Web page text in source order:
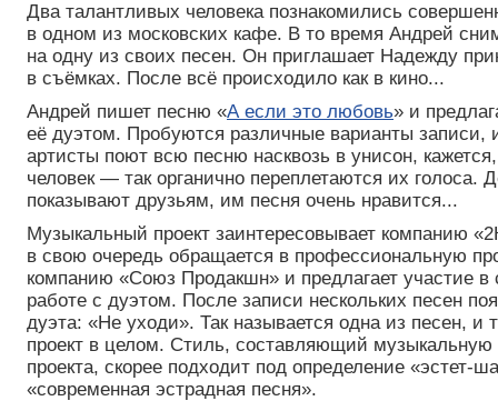
Два талантливых человека познакомились
в одном из московских кафе. В то время Андрей
на одну из своих песен. Он приглашает Надежду
в съёмках. После всё происходило как в кино...
Андрей пишет песню «А если это любовь» и
её дуэтом. Пробуются различные варианты записи,
артисты поют всю песню насквозь в унисон,
человек — так органично переплетаются их голоса.
показывают друзьям, им песня очень нравится...
Музыкальный проект заинтересовывает компанию
в свою очередь обращается в профессиональную
компанию «Союз Продакшн» и предлагает участие в
работе с дуэтом. После записи нескольких песен
дуэта: «Не уходи». Так называется одна из песен, и
проект в целом. Стиль, составляющий музыкальную
проекта, скорее подходит под определение «эстет-
«современная эстрадная песня».